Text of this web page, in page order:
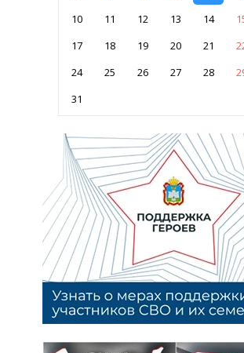
10
11 12 13 14
17
18 19 20 21
24
25 26 27 28
31